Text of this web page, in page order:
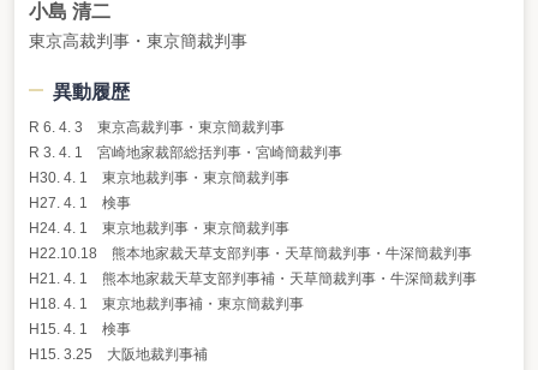
小島 清二
東京高裁判事・東京簡裁判事
異動履歴
R 6. 4. 3 東京高裁判事・東京簡裁判事
R 3. 4. 1 宮崎地家裁部総括判事・宮崎簡裁判事
H30. 4. 1 東京地裁判事・東京簡裁判事
H27. 4. 1 検事
H24. 4. 1 東京地裁判事・東京簡裁判事
H22.10.18 熊本地家裁天草支部判事・天草簡裁判事・牛深簡裁判事
H21. 4. 1 熊本地家裁天草支部判事補・天草簡裁判事・牛深簡裁判事
H18. 4. 1 東京地裁判事補・東京簡裁判事
H15. 4. 1 検事
H15. 3.25 大阪地裁判事補